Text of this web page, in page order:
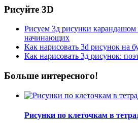
Рисуйте 3D
Рисуем 3д рисунки карандашом
начинающих
Как нарисовать 3d рисунок на
Как нарисовать 3д рисунок:
Больше интересного!
Рисунки по клеточкам в